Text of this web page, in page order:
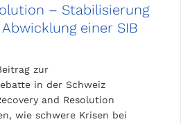
– Stabilisierung
einer SIB
zur
in der Schweiz
and Resolution
wie schwere Krisen bei